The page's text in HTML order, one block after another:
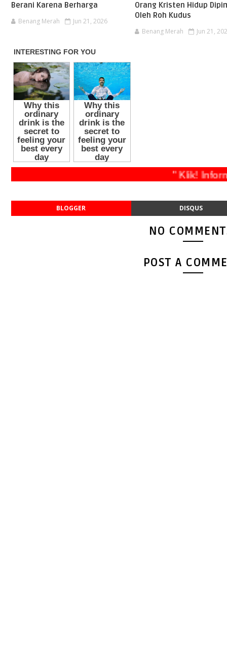
Berani Karena Berharga
Benang Merah Jun 21, 2026
Orang Kristen Hidup
Oleh Roh Kudus
Benang Merah Jun 21,
" Klik!
BLOGGER DISQUS
NO
POST A